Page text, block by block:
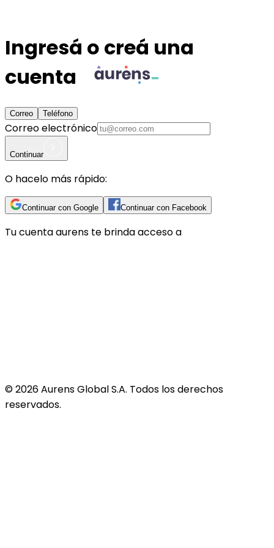
Ingresá o creá una
cuenta
Correo Teléfono
Correo electrónico
Continuar
O hacelo más rápido:
Continuar con Google Continuar con Facebook
Tu cuentaaurens te brinda acceso a
©2026Aurens Global S.A. Todos los derechos
reservados.